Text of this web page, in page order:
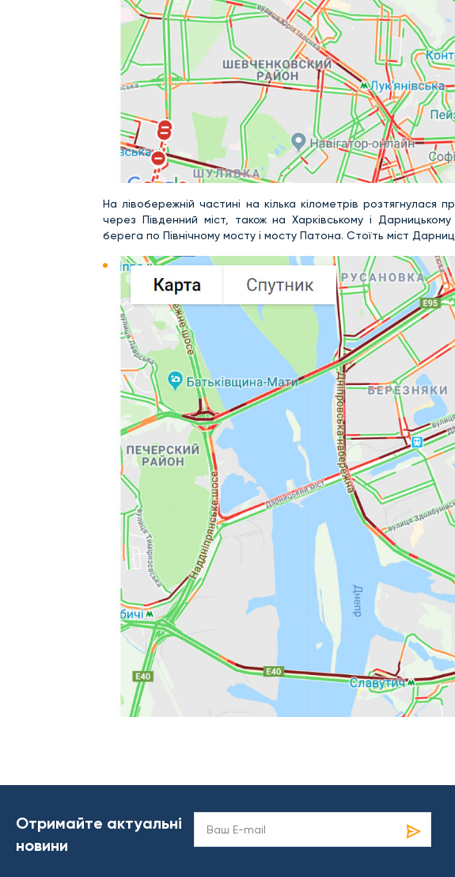
На лівобережній частині на кілька кілометрів
через Південний міст, також на Харківському і
берега по Північному мосту і мосту Патона. Стоїть міст
Отримайте актуальні
новини